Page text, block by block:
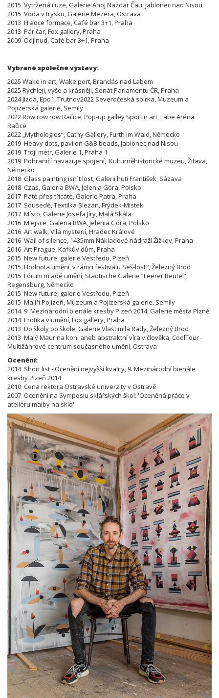
2015 Vytržená iluze, Galerie Ahoj Nazdar Čau, Jablonec nad Nisou
2015 Voda v trysku, Galerie Mezera, Ostrava
2013 Hladce formace, Café bar 3+1, Praha
2013 Pár čar, Fox gallery, Praha
2009 Odjinud, Café bar 3+1, Praha
Vybrané společné výstavy:
2025 Wake in art, Wake port, Brandás nad Labem
2025 Rychleji, výše a krásněji, Senát Parlamentu ČR, Praha
2024 Jízda, Epo1, Trutnov2022 Severočeská sbírka, Muzeum a
Pojizerská galerie, Semily
2022 Row row row Račice, Pop-up galley Sportin art, Labe Aréna
Račice
2022 „Mythologies“, Cathy Gallery, Furth im Wald, Německo
2019 Heavy dots, pavilon G&B beads, Jablonec nad Nisou
2019 Trojí metr, Galerie 1, Praha 1
2019 Pohraničí navazuje spojení, Kulturněhistorické muzeu, Žitava,
Německo
2018 Glass painting isn´t lost, Galerii huti František, Sázava
2018 Czas, Galeria BWA, Jelenia Góra, Polsko
2017 Páté přes třicáté, Galerie Patra, Praha
2017 Sousedé, Textilka Slezan, Frýdek-Místek
2017 Místo, Galerie Josefa Jíry, Malá Skála
2016 Miejsce, Galeria BWA, Jelenia Góra, Polsko
2016 Art walk, Vila mysterií, Hradec Králové
2016 Wail of silence, 1435mm Nákladové nádraží Žižkov, Praha
2016 Art Prague, Kafkův dům, Praha
2015 New future, galerie Vestředu, Plzeň
2015 Hodnota umění, v rámci festivalu Seš-lost?, Železný Brod
2015 Fórum mladé umění, Städtische Galerie “Leerer Beutel”,
Regensburg, Německo
2015 New future, galerie Vestředu, Plzeň
2015 Malíři Pojizeří, Muzeum a Pojizerská galerie, Semily
2014 9. Mezinárodní bienále kresby Plzeň 2014, Galerie města Plzně
2014 Erotika v umění, Fox gallery, Praha
2013 Do školy po škole, Galerie Vlastimila Rady, Železný Brod
2013 Malý Maur na koni aneb abstraktní víra v člověka, CoolTour -
Multižánrové centrum současného umění, Ostrava
Ocenění:
2014 Short list - Ocenění nejvyšší kvality, 9. Mezinárodní bienále
kresby Plzeň 2014
2010 Cena rektora Ostravské univerzity v Ostravě
2007 Ocenění na Symposiu sklářských škol: 'Oceněná práce v
ateliéru malby na sklo'